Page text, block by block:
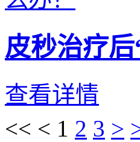
皮秒治疗
查看详情
<< < 1 2 3 >